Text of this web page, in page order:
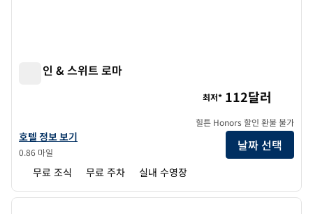
햄튼 인 & 스위트 로마
햄튼 인 & 스위트 로마의 호텔 정보 보기
호텔 정보 보기
0.86 마일
최저* 112달러
힐튼 Honors 할인 환불 불가
날짜 선택
무료 조식 무료 주차 실내 수영장
1/12
1/12
다음